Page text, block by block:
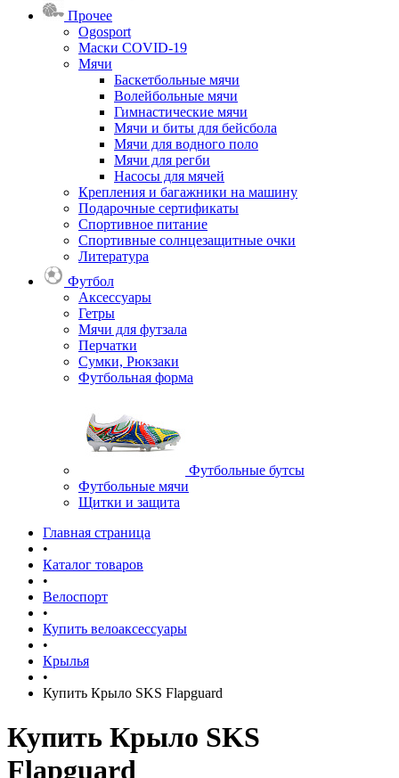
Прочее
Ogosport
Маски COVID-19
Мячи
Баскетбольные мячи
Волейбольные мячи
Гимнастические мячи
Мячи и биты для бейсбола
Мячи для водного поло
Мячи для регби
Насосы для мячей
Крепления и багажники на машину
Подарочные сертификаты
Спортивное питание
Спортивные солнцезащитные очки
Литература
Футбол
Аксессуары
Гетры
Мячи для футзала
Перчатки
Сумки, Рюкзаки
Футбольная форма
Футбольные бутсы
Футбольные мячи
Щитки и защита
Главная страница
•
Каталог товаров
•
Велоспорт
•
Купить велоаксессуары
•
Крылья
•
Купить Крыло SKS Flapguard
Купить Крыло SKS
Flapguard